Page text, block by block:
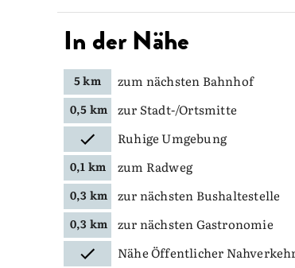
In der Nähe
5 km zum nächsten Bahnhof
0,5 km zur Stadt-/Ortsmitte
Ruhige Umgebung
0,1 km zum Radweg
0,3 km zur nächsten Bushaltestelle
0,3 km zur nächsten Gastronomie
Nähe Öffentlicher